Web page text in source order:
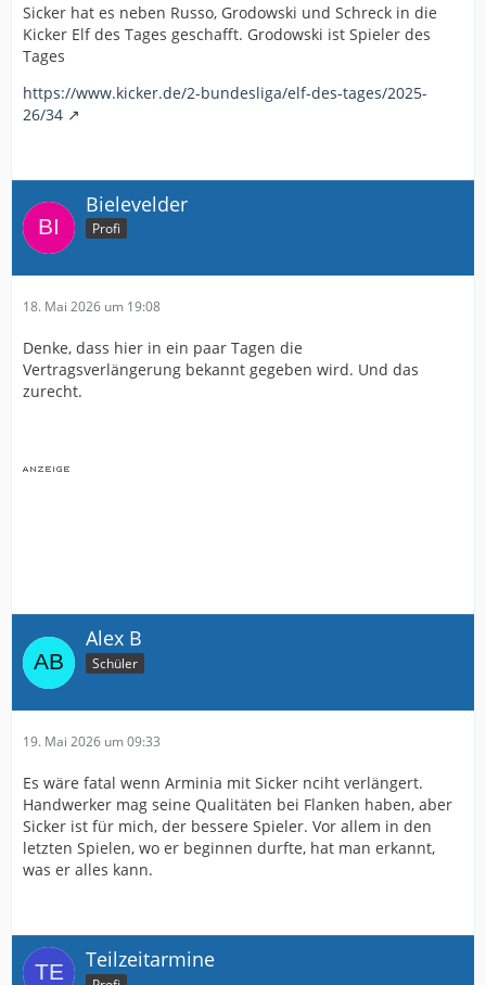
Sicker hat es neben Russo, Grodowski und Schreck in die
Kicker Elf des Tages geschafft. Grodowski ist Spieler des
Tages
https://www.kicker.de/2-bundesliga/elf-des-tages/2025-
26/34
Bielevelder
Profi
18. Mai 2026 um 19:08
Denke, dass hier in ein paar Tagen die
Vertragsverlängerung bekannt gegeben wird. Und das
zurecht.
Alex B
Schüler
19. Mai 2026 um 09:33
Es wäre fatal wenn Arminia mit Sicker nciht verlängert.
Handwerker mag seine Qualitäten bei Flanken haben, aber
Sicker ist für mich, der bessere Spieler. Vor allem in den
letzten Spielen, wo er beginnen durfte, hat man erkannt,
was er alles kann.
Teilzeitarmine